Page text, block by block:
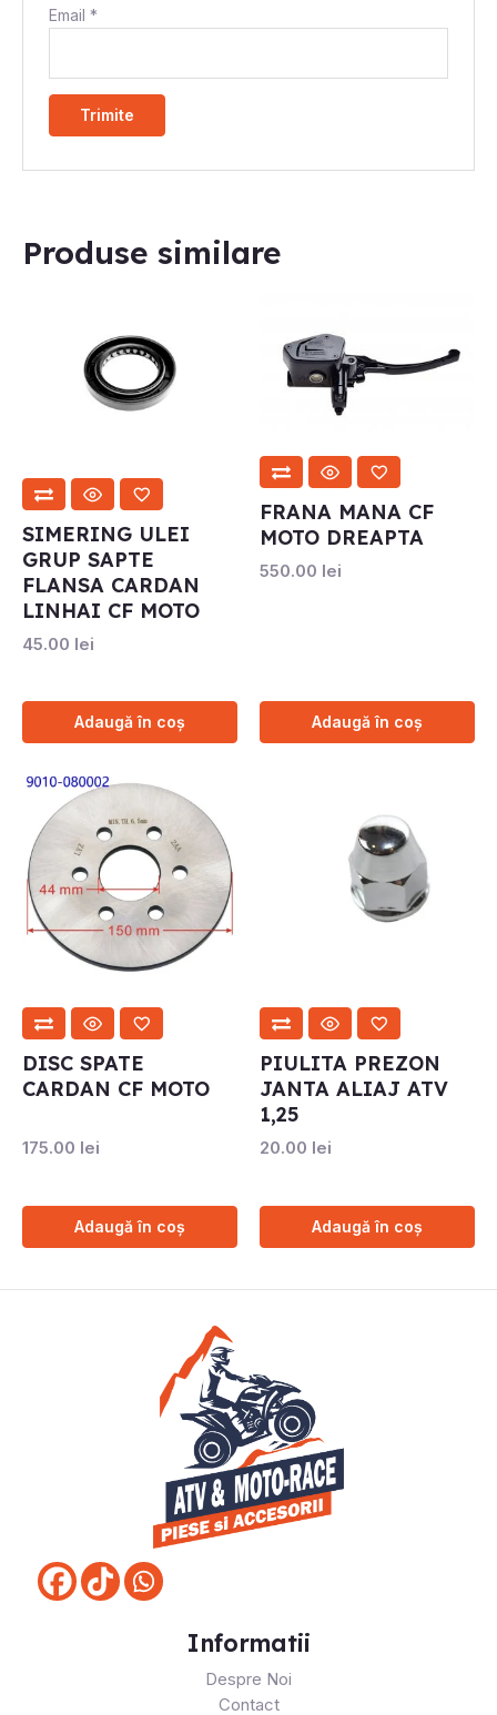
Email*
Produse similare
SIMERING ULEI
GRUP SAPTE
FLANSA CARDAN
LINHAI CF MOTO
45.00 lei
Adaugă în coș
FRANA MANA CF
MOTO DREAPTA
550.00 lei
Adaugă în coș
DISC SPATE
CARDAN CF MOTO
175.00 lei
Adaugă în coș
PIULITA PREZON
JANTA ALIAJ ATV
1,25
20.00 lei
Adaugă în coș
Informatii
Despre Noi
Contact